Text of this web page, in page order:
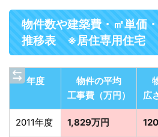
物件数や建築費・㎡単価
推移表 ※居住専用住宅
年度
物件の平均
工事費（万円）
広
2011年度 1,829万円